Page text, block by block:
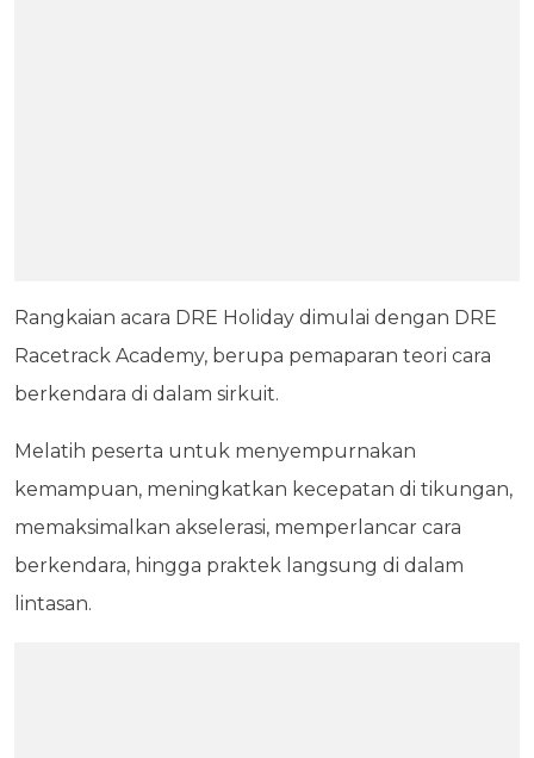
Rangkaian acara DRE Holiday dimulai dengan DRE
Racetrack Academy, berupa pemaparan teori cara
berkendara di dalam sirkuit.
Melatih peserta untuk menyempurnakan
kemampuan, meningkatkan kecepatan di tikungan,
memaksimalkan akselerasi, memperlancar cara
berkendara, hingga praktek langsung di dalam
lintasan.